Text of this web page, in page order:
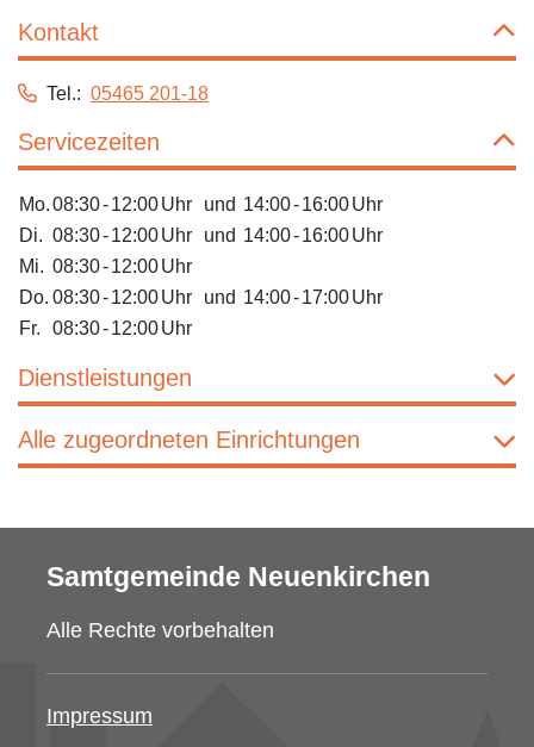
Kontakt
Tel.: 05465 201-18
Servicezeiten
Mo.08:30-12:00Uhr und 14:00-16:00Uhr
Di. 08:30-12:00Uhr und 14:00-16:00Uhr
Mi. 08:30-12:00Uhr
Do. 08:30-12:00Uhr und 14:00-17:00Uhr
Fr.
08:30-12:00Uhr
Dienstleistungen
Alle zugeordneten Einrichtungen
Samtgemeinde Neuenkirchen
Alle Rechte vorbehalten
Impressum